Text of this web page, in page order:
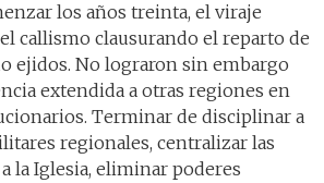
los años treinta, el viraje
callismo clausurando el reparto de
ejidos. No lograron sin embargo
extendida a otras regiones en
Terminar de disciplinar a
regionales, centralizar las
la Iglesia, eliminar poderes